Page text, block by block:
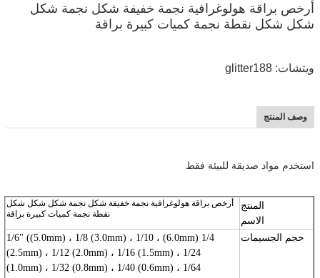
أرخص براقة هولوغرافية نجمة خفيفة شكل نجمة شكل
شكل شكل نقطة نجمة كميات كبيرة براقة
ويتشات: glitter188
وصف المنتج
استخدم مواد صديقة للبيئة فقط
المنتج
الاسم
أرخص براقة هولوغرافية نجمة خفيفة شكل نجمة شكل شكل شكل
نقطة نجمة كميات كبيرة براقة
حجم الجسيمات
1/4 (6.0mm) ، 1/6" ((5.0mm) ، 1/8 (3.0mm) ، 1/10
(2.5mm) ، 1/12 (2.0mm) ، 1/16 (1.5mm) ، 1/24
(1.0mm) ، 1/32 (0.8mm) ، 1/40 (0.6mm) ، 1/64